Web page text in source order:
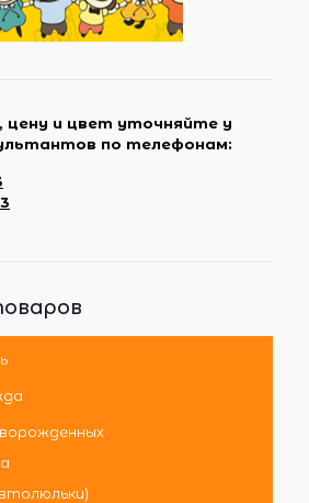
цену и цвет уточняйте у
по телефонам: